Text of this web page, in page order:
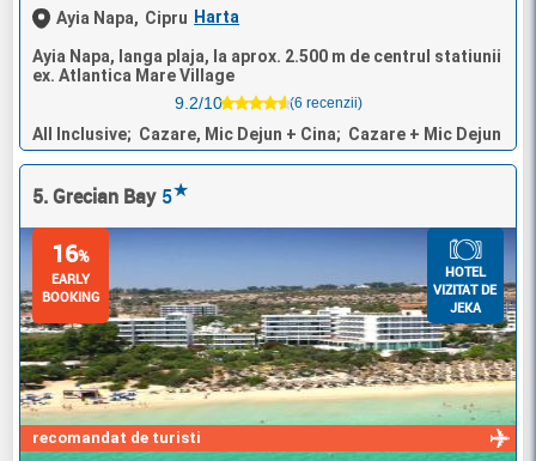
Ayia Napa, Cipru Harta
Ayia Napa, langa plaja, la aprox. 2.500 m de centrul statiunii
ex. Atlantica Mare Village
9.2/10
(6 recenzii)
All Inclusive; Cazare, Mic Dejun + Cina; Cazare + Mic Dejun
5. Grecian Bay 5★
recomandat de turisti
16%
EARLY
BOOKING
HOTEL
VIZITAT DE
JEKA